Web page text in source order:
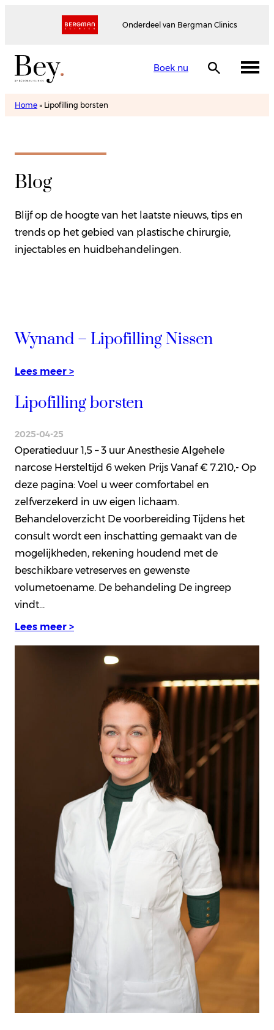
Onderdeel van Bergman Clinics
Boek nu
Home » Lipofilling borsten
Blog
Blijf op de hoogte van het laatste nieuws, tips en
trends op het gebied van plastische chirurgie,
injectables en huidbehandelingen.
Wynand – Lipofilling Nissen
Lees meer >
Lipofilling borsten
2025-04-25
Operatieduur 1,5 – 3 uur Anesthesie Algehele
narcose Hersteltijd 6 weken Prijs Vanaf € 7.210,- Op
deze pagina: Voel u weer comfortabel en
zelfverzekerd in uw eigen lichaam.
Behandeloverzicht De voorbereiding Tijdens het
consult wordt een inschatting gemaakt van de
mogelijkheden, rekening houdend met de
beschikbare vetreserves en gewenste
volumetoename. De behandeling De ingreep
vindt…
Lees meer >